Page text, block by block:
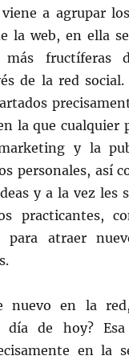
a agrupar
la web, en ella
más fructíferas
de la red social.
la que cualquier
y la
personales, así
y a la vez les
practicantes,
para atraer
nuevo en la
día de hoy? Esa
en la